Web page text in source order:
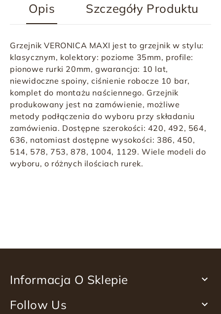
Opis Szczegóły Produktu
Grzejnik VERONICA MAXI jest to grzejnik w stylu:
klasycznym, kolektory: poziome 35mm, profile:
pionowe rurki 20mm, gwarancja: 10 lat,
niewidoczne spoiny, ciśnienie robocze 10 bar,
komplet do montażu naściennego. Grzejnik
produkowany jest na zamówienie, możliwe
metody podłączenia do wyboru przy składaniu
zamówienia. Dostępne szerokości: 420, 492, 564,
636, natomiast dostępne wysokości: 386, 450,
514, 578, 753, 878, 1004, 1129. Wiele modeli do
wyboru, o różnych ilościach rurek.
Informacja O Sklepie 
Follow Us 